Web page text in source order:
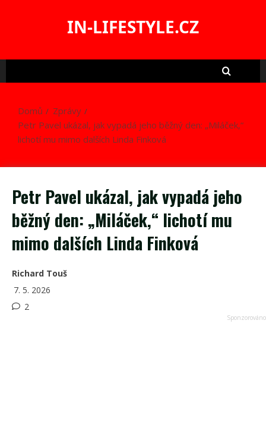
IN-LIFESTYLE.CZ
Domů
Zprávy
Petr Pavel ukázal, jak vypadá jeho běžný den: „Miláček,“
lichotí mu mimo dalších Linda Finková
Petr Pavel ukázal, jak vypadá jeho
běžný den: „Miláček,“ lichotí mu
mimo dalších Linda Finková
Richard Touš
7. 5. 2026
2